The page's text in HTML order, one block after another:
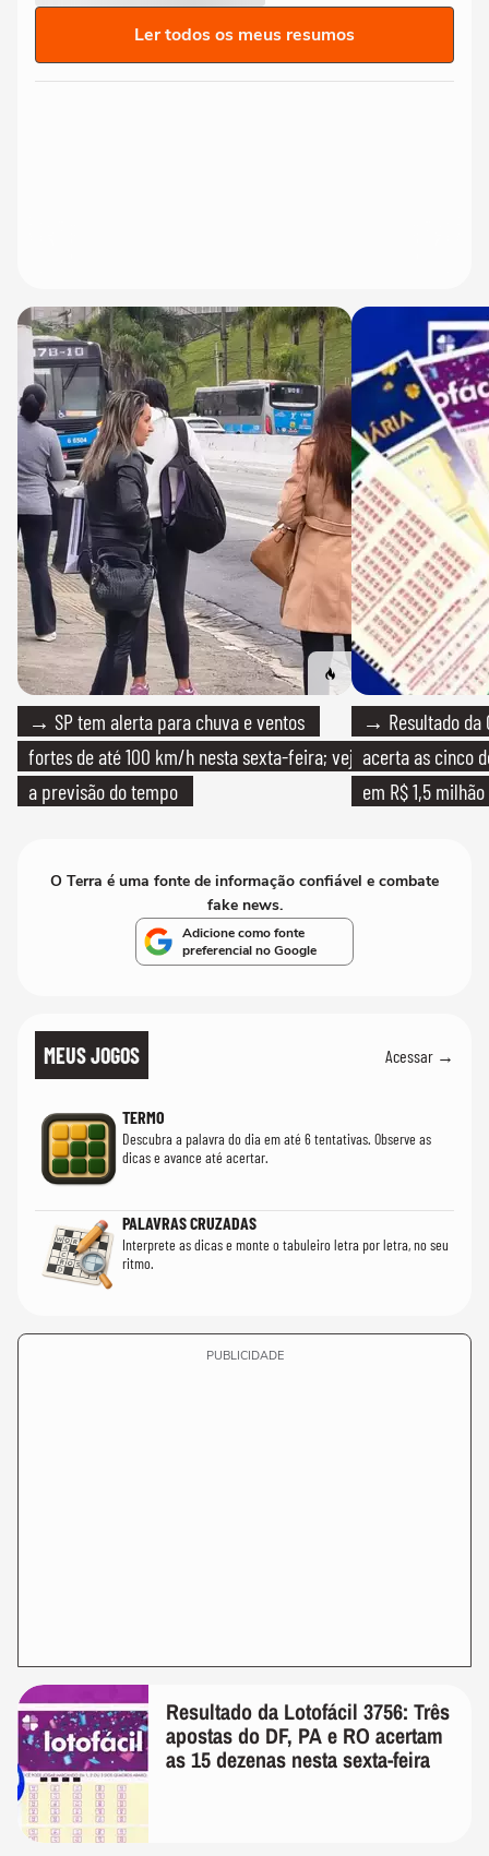
Ler todos os meus resumos
→ SP tem alerta para chuva e ventos
fortes de até 100 km/h nesta sexta-feira; veja
a previsão do tempo
→ Resultado da
acerta as cinco
em R$ 1,5 milhão
O Terra é uma fonte de informação confiável e combate
fake news.
Adicione como fonte
preferencial no Google
MEUS JOGOS Acessar →
TERMO
Descubra a palavra do dia em até 6 tentativas. Observe as
dicas e avance até acertar.
PALAVRAS CRUZADAS
Interprete as dicas e monte o tabuleiro letra por letra, no seu
ritmo.
PUBLICIDADE
Resultado da Lotofácil 3756: Três
apostas do DF, PA e RO acertam
as 15 dezenas nesta sexta-feira